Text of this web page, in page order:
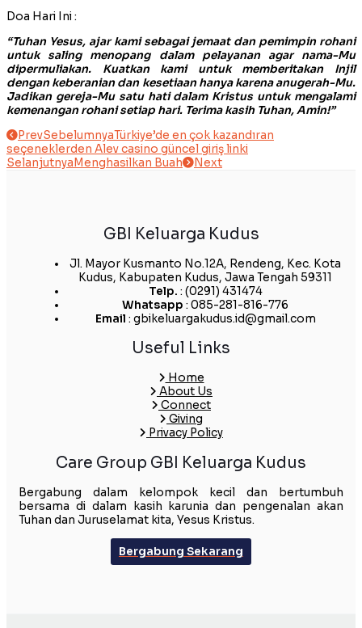
Doa Hari Ini :
“Tuhan Yesus, ajar kami sebagai jemaat dan pemimpin rohani
untuk saling menopang dalam pelayanan agar nama-Mu
dipermuliakan. Kuatkan kami untuk memberitakan Injil
dengan keberanian dan kesetiaan hanya karena anugerah-Mu.
Jadikan gereja-Mu satu hati dalam Kristus untuk mengalami
kemenangan rohani setiap hari. Terima kasih Tuhan, Amin!”
PrevSebelumnyaTürkiye’de en çok kazandıran
seçeneklerden Alev casino güncel giriş linki
Selanjutnya Menghasilkan Buah Next
GBI Keluarga Kudus
Jl. Mayor Kusmanto No.12A, Rendeng, Kec. Kota
Kudus, Kabupaten Kudus, Jawa Tengah 59311
Telp. : (0291) 431474
Whatsapp : 085-281-816-776
Email : gbikeluargakudus.id@gmail.com
Useful Links
Home
About Us
Connect
Giving
Privacy Policy
Care Group GBI Keluarga Kudus
Bergabung dalam kelompok kecil dan bertumbuh
bersama di dalam kasih karunia dan pengenalan akan
Tuhan dan Juruselamat kita, Yesus Kristus.
Bergabung Sekarang